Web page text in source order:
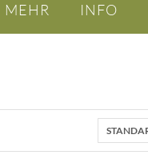
MEHR INFO